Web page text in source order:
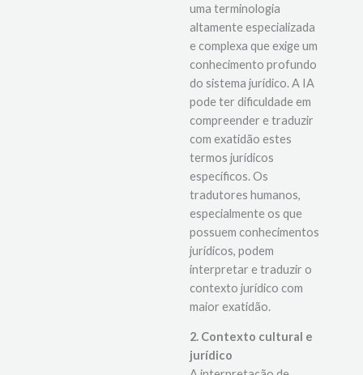
uma terminologia
altamente especializada
e complexa que exige um
conhecimento profundo
do sistema jurídico. A IA
pode ter dificuldade em
compreender e traduzir
com exatidão estes
termos jurídicos
específicos. Os
tradutores humanos,
especialmente os que
possuem conhecimentos
jurídicos, podem
interpretar e traduzir o
contexto jurídico com
maior exatidão.
2. Contexto cultural e
jurídico